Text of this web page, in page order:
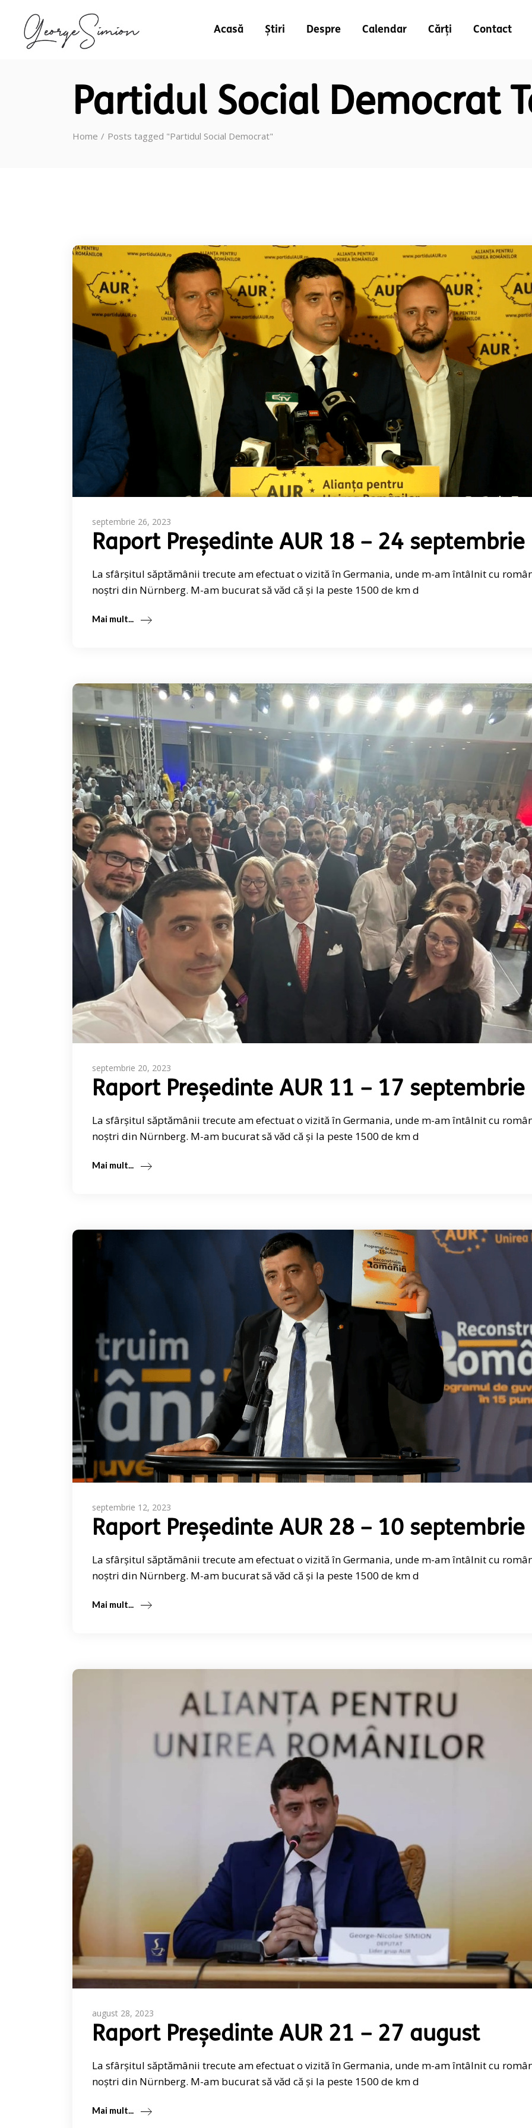
Acasă Știri Despre Calendar Cărți Contact
Partidul Social Democrat
Home Posts tagged "Partidul Social Democrat"
septembrie 26, 2023
Raport Președinte AUR 18 – 24 septembrie
La sfârșitul săptămânii trecute am efectuat o vizită în Germania, unde m-am întâlnit cu
noștri din Nürnberg. M-am bucurat să văd că și la peste 1500 de km d
Mai mult...
septembrie 20, 2023
Raport Președinte AUR 11 – 17 septembrie
La sfârșitul săptămânii trecute am efectuat o vizită în Germania, unde m-am întâlnit cu
noștri din Nürnberg. M-am bucurat să văd că și la peste 1500 de km d
Mai mult...
septembrie 12, 2023
Raport Președinte AUR 28 – 10 septembrie
La sfârșitul săptămânii trecute am efectuat o vizită în Germania, unde m-am întâlnit cu
noștri din Nürnberg. M-am bucurat să văd că și la peste 1500 de km d
Mai mult...
august 28, 2023
Raport Președinte AUR 21 – 27 august
La sfârșitul săptămânii trecute am efectuat o vizită în Germania, unde m-am întâlnit cu
noștri din Nürnberg. M-am bucurat să văd că și la peste 1500 de km d
Mai mult...